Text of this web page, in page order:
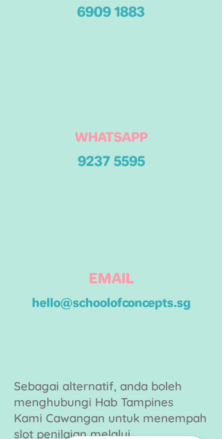
6909 1883
WHATSAPP
9237 5595
EMAIL
hello@schoolofconcepts.sg
Sebagai alternatif, anda boleh
menghubungi Hab Tampines
Kami Cawangan untuk menempah
slot penilaian melalui